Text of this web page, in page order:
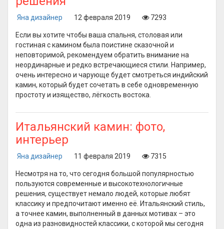
Яна дизайнер 12 февраля 2019 7293
Если вы хотите чтобы ваша спальня, столовая или
гостиная с камином была поистине сказочной и
неповторимой, рекомендуем обратить внимание на
неординарные и редко встречающиеся стили. Например,
очень интересно и чарующе будет смотреться индийский
камин, который будет сочетать в себе одновременную
простоту и изящество, лёгкость востока.
Итальянский камин: фото,
интерьер
Яна дизайнер 11 февраля 2019 7315
Несмотря на то, что сегодня большой популярностью
пользуются современные и высокотехнологичные
решения, существует немало людей, которые любят
классику и предпочитают именно её. Итальянский стиль,
а точнее камин, выполненный в данных мотивах – это
одна из разновидностей классики, с которой мы сегодня